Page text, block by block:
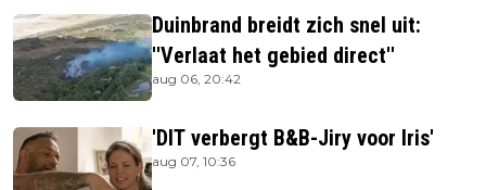
Duinbrand breidt zich snel uit:
''Verlaat het gebied direct''
aug 06, 20:42
'DIT verbergt B&B-Jiry voor Iris'
aug 07, 10:36